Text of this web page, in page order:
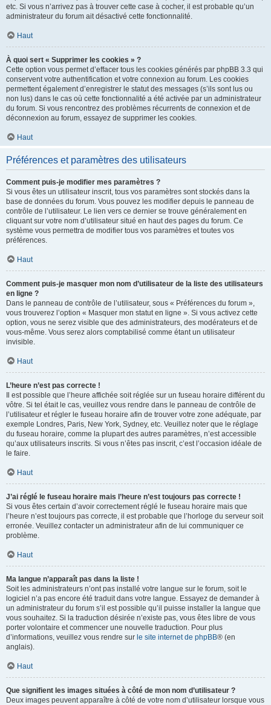
etc. Si vous n’arrivez pas à trouver cette case à cocher, il est probable qu’un
administrateur du forum ait désactivé cette fonctionnalité.
Haut
À quoi sert « Supprimer les cookies » ?
Cette option vous permet d’effacer tous les cookies générés par phpBB 3.3 qui
conservent votre authentification et votre connexion au forum. Les cookies
permettent également d’enregistrer le statut des messages (s’ils sont lus ou
non lus) dans le cas où cette fonctionnalité a été activée par un administrateur
du forum. Si vous rencontrez des problèmes récurrents de connexion et de
déconnexion au forum, essayez de supprimer les cookies.
Haut
Préférences et paramètres des utilisateurs
Comment puis-je modifier mes paramètres ?
Si vous êtes un utilisateur inscrit, tous vos paramètres sont stockés dans la
base de données du forum. Vous pouvez les modifier depuis le panneau de
contrôle de l’utilisateur. Le lien vers ce dernier se trouve généralement en
cliquant sur votre nom d’utilisateur situé en haut des pages du forum. Ce
système vous permettra de modifier tous vos paramètres et toutes vos
préférences.
Haut
Comment puis-je masquer mon nom d’utilisateur de la liste des utilisateurs
en ligne ?
Dans le panneau de contrôle de l’utilisateur, sous « Préférences du forum »,
vous trouverez l’option « Masquer mon statut en ligne ». Si vous activez cette
option, vous ne serez visible que des administrateurs, des modérateurs et de
vous-même. Vous serez alors comptabilisé comme étant un utilisateur
invisible.
Haut
L’heure n’est pas correcte !
Il est possible que l’heure affichée soit réglée sur un fuseau horaire différent du
vôtre. Si tel était le cas, veuillez vous rendre dans le panneau de contrôle de
l’utilisateur et régler le fuseau horaire afin de trouver votre zone adéquate, par
exemple Londres, Paris, New York, Sydney, etc. Veuillez noter que le réglage
du fuseau horaire, comme la plupart des autres paramètres, n’est accessible
qu’aux utilisateurs inscrits. Si vous n’êtes pas inscrit, c’est l’occasion idéale de
le faire.
Haut
J’ai réglé le fuseau horaire mais l’heure n’est toujours pas correcte !
Si vous êtes certain d’avoir correctement réglé le fuseau horaire mais que
l’heure n’est toujours pas correcte, il est probable que l’horloge du serveur soit
erronée. Veuillez contacter un administrateur afin de lui communiquer ce
problème.
Haut
Ma langue n’apparaît pas dans la liste !
Soit les administrateurs n’ont pas installé votre langue sur le forum, soit le
logiciel n’a pas encore été traduit dans votre langue. Essayez de demander à
un administrateur du forum s’il est possible qu’il puisse installer la langue que
vous souhaitez. Si la traduction désirée n’existe pas, vous êtes libre de vous
porter volontaire et commencer une nouvelle traduction. Pour plus
d’informations, veuillez vous rendre sur le site internet de phpBB® (en
anglais).
Haut
Que signifient les images situées à côté de mon nom d’utilisateur ?
Deux images peuvent apparaître à côté de votre nom d’utilisateur lorsque vous